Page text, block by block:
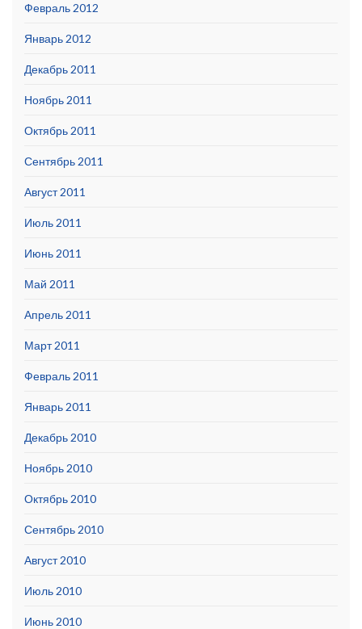
Февраль 2012
Январь 2012
Декабрь 2011
Ноябрь 2011
Октябрь 2011
Сентябрь 2011
Август 2011
Июль 2011
Июнь 2011
Май 2011
Апрель 2011
Март 2011
Февраль 2011
Январь 2011
Декабрь 2010
Ноябрь 2010
Октябрь 2010
Сентябрь 2010
Август 2010
Июль 2010
Июнь 2010